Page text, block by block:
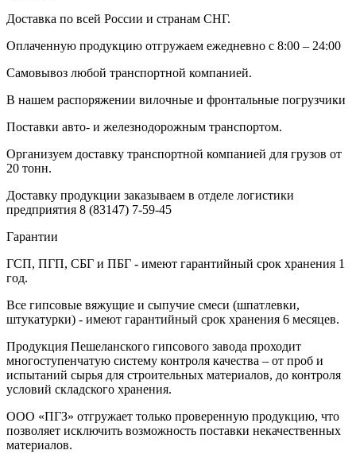
Доставка по всей России и странам СНГ.
Оплаченную продукцию отгружаем ежедневно с 8:00 – 24:00
Самовывоз любой транспортной компанией.
В нашем распоряжении вилочные и фронтальные погрузчики
Поставки авто- и железнодорожным транспортом.
Организуем доставку транспортной компанией для грузов от
20 тонн.
Доставку продукции заказываем в отделе логистики
предприятия 8 (83147) 7-59-45
Гарантии
ГСП, ПГП, СБГ и ПБГ - имеют гарантийный срок хранения 1
год.
Все гипсовые вяжущие и сыпучие смеси (шпатлевки,
штукатурки) - имеют гарантийный срок хранения 6 месяцев.
Продукция Пешеланского гипсового завода проходит
многоступенчатую систему контроля качества – от проб и
испытаний сырья для строительных материалов, до контроля
условий складского хранения.
ООО «ПГЗ» отгружает только проверенную продукцию, что
позволяет исключить возможность поставки некачественных
материалов.